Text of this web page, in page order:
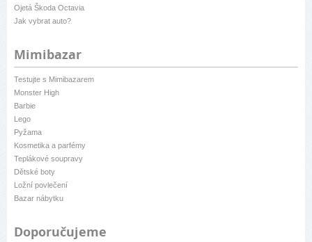
Ojetá Škoda Octavia
Jak vybrat auto?
Mimibazar
Testujte s Mimibazarem
Monster High
Barbie
Lego
Pyžama
Kosmetika a parfémy
Teplákové soupravy
Dětské boty
Ložní povlečení
Bazar nábytku
Doporučujeme